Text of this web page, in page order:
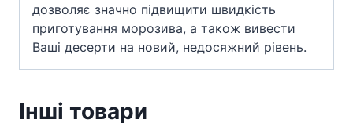
дозволяє значно підвищити швидкість
приготування морозива, а також вивести
Ваші десерти на новий, недосяжний рівень.
Інші товари